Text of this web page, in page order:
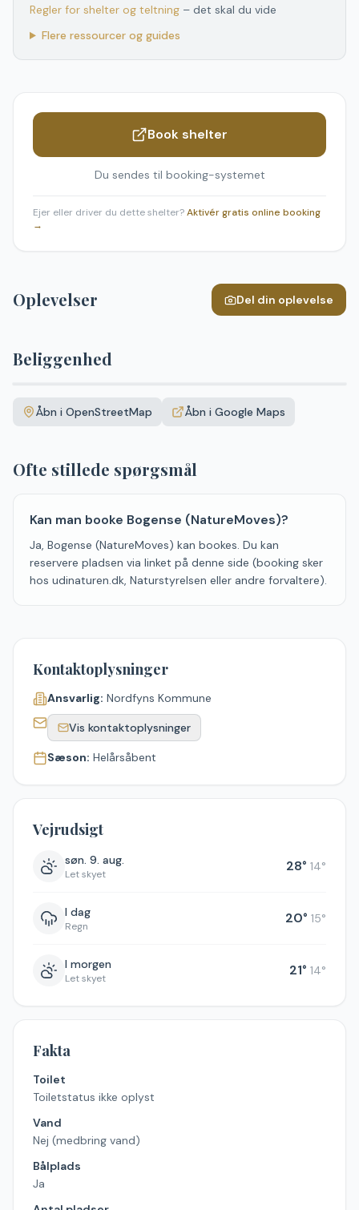
Regler for shelter og teltning – det skal du vide
Flere ressourcer og guides
Book shelter
Du sendes til booking-systemet
Ejer eller driver du dette shelter?Aktivér gratis online booking
→
Oplevelser Del din oplevelse
Beliggenhed
+Åbn i OpenStreetMap Åbn i Google Maps
Ofte stillede spørgsmål
Kan man booke Bogense (NatureMoves)?
Ja, Bogense (NatureMoves) kan bookes. Du kan
reservere pladsen via linket på denne side (booking sker
hos udinaturen.dk, Naturstyrelsen eller andre forvaltere).
Kontaktoplysninger
Ansvarlig: Nordfyns Kommune
Vis kontaktoplysninger
Sæson: Helårsåbent
Vejrudsigt
søn. 9. aug.
Let skyet 28° 14°
I dag
Regn 20° 15°
I morgen
Let skyet 21° 14°
Fakta
Toilet
Toiletstatus ikke oplyst
Vand
Nej (medbring vand)
Bålplads
Ja